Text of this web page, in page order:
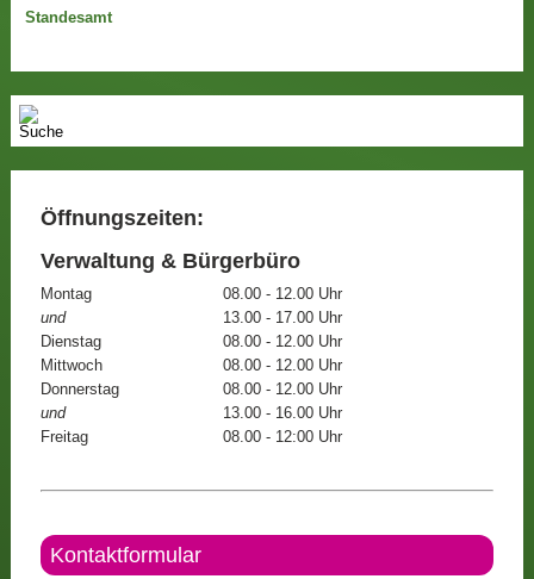
Standesamt
Öffnungszeiten:
Verwaltung & Bürgerbüro
Montag
08.00 - 12.00 Uhr
und
13.00 - 17.00 Uhr
Dienstag
08.00 - 12.00 Uhr
Mittwoch
08.00 - 12.00 Uhr
Donnerstag
08.00 - 12.00 Uhr
und
13.00 - 16.00 Uhr
Freitag
08.00 - 12:00 Uhr
Kontaktformular